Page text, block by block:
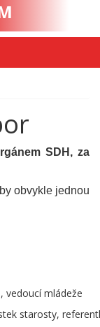
SDH, za
obvykle jednou
vedoucí mládeže
starosty,